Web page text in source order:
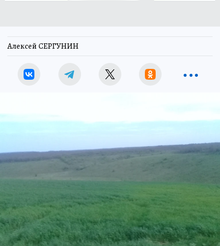
Алексей СЕРГУНИН